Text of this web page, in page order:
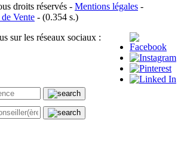
droits réservés - Mentions légales -
Vente - (0.354 s.)
sur les réseaux sociaux :